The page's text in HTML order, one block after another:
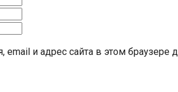
email и адрес сайта в этом